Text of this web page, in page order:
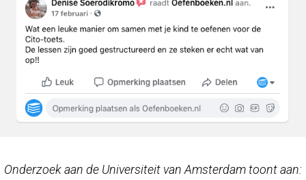
Onderzoek aan de Universiteit van Amsterdam toont aan: